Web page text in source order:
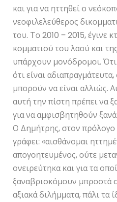
και για να ηττηθεί ο
νεοφιλελεύθερος
του. Το 2010 – 2015, έγινε
κομματιού του λαού και
υπάρχουν μονόδρομοι.
ότι είναι
μπορούν να είναι αλλιώς.
αυτή την πίστη πρέπει να
για να αμφισβητηθούν
Ο Δημήτρης, στον πρόλογο
γράφει: «αισθάνομαι
απογοητευμένος, ούτε
ονειρεύτηκα και για τα
ξαναβρισκόμουν μπροστά
αξιακά διλήμματα, πάλι τα